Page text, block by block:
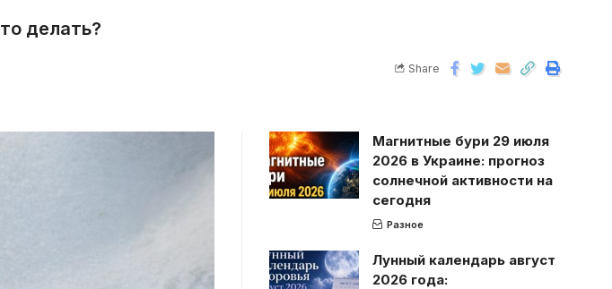
делать?
Share
Магнитные бури 29 июля
2026 в Украине: прогноз
солнечной активности на
сегодня
Разное
Лунный календарь август
2026 года: